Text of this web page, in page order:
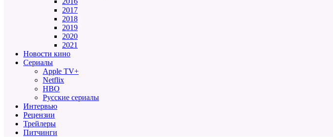
2017
2018
2019
2020
2021
Новости кино
Сериалы
Apple TV+
Netflix
HBO
Русские сериалы
Интервью
Рецензии
Трейлеры
Питчинги